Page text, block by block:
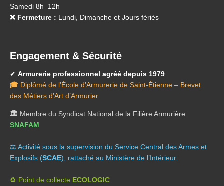
Samedi 8h–12h
❌ Fermeture : Lundi, Dimanche et Jours fériés
Engagement & Sécurité
✔ Armurerie professionnel agréé depuis 1979
🎓 Diplômé de l’École d’Armurerie de Saint-Étienne – Brevet
des Métiers d’Art d’Armurier
🏛️ Membre du Syndicat National de la Filière Armurière
SNAFAM
⚖️ Activité sous la supervision du Service Central des Armes et
Explosifs (SCAE), rattaché au Ministère de l’Intérieur.
♻️ Point de collecte ECOLOGIC